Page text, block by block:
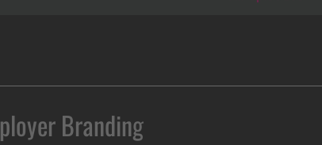
Branding